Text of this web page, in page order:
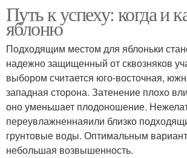
Путь к успеху: когда и
яблоню
Подходящим местом для яблоньки
надежно защищенный от сквозняков
выбором считается юго-восточная,
западная сторона. Затенение плохо
оно уменьшает плодоношение.
переувлажненнаяили близко
грунтовые воды. Оптимальным
небольшая возвышенность.